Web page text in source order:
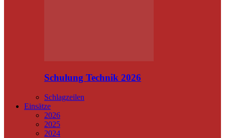
Schulung Technik 2026
Schlagzeilen
Einsätze
2026
2025
2024